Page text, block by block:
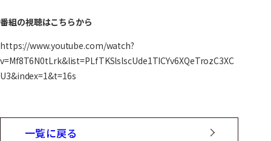
番組の視聴はこちらから
https://www.youtube.com/watch?
v=Mf8T6N0tLrk&list=PLfTKSlslscUde1TICYv6XQeTrozC3XC
U3&index=1&t=16s
一覧に戻る